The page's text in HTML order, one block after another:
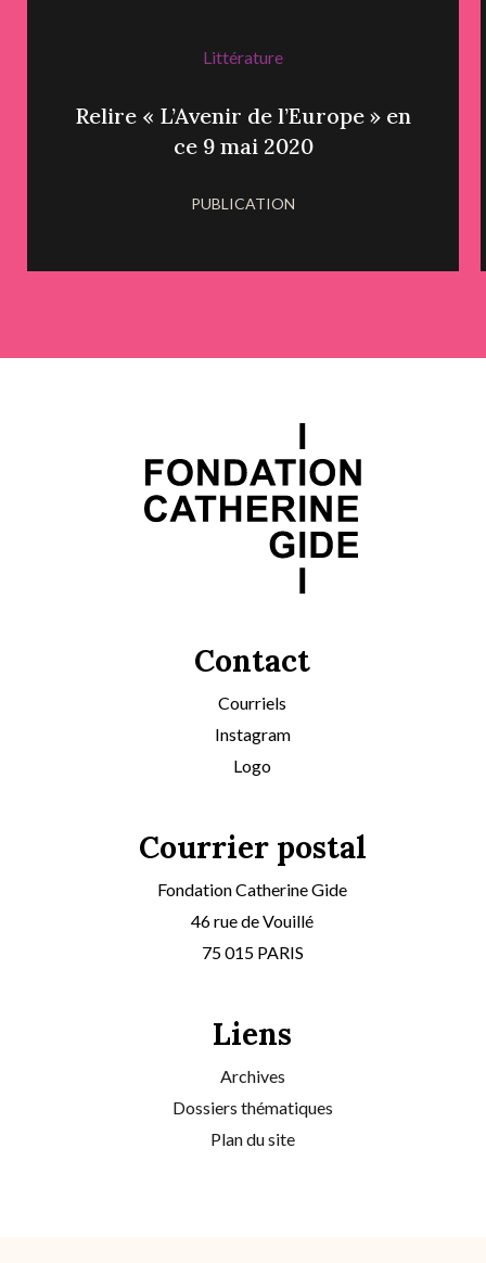
Littérature
Relire « L’Avenir de l’Europe » en
ce 9 mai 2020
PUBLICATION
Contact
Courriels
Instagram
Logo
Courrier postal
Fondation Catherine Gide
46 rue de Vouillé
75 015 PARIS
Liens
Archives
Dossiers thématiques
Plan du site